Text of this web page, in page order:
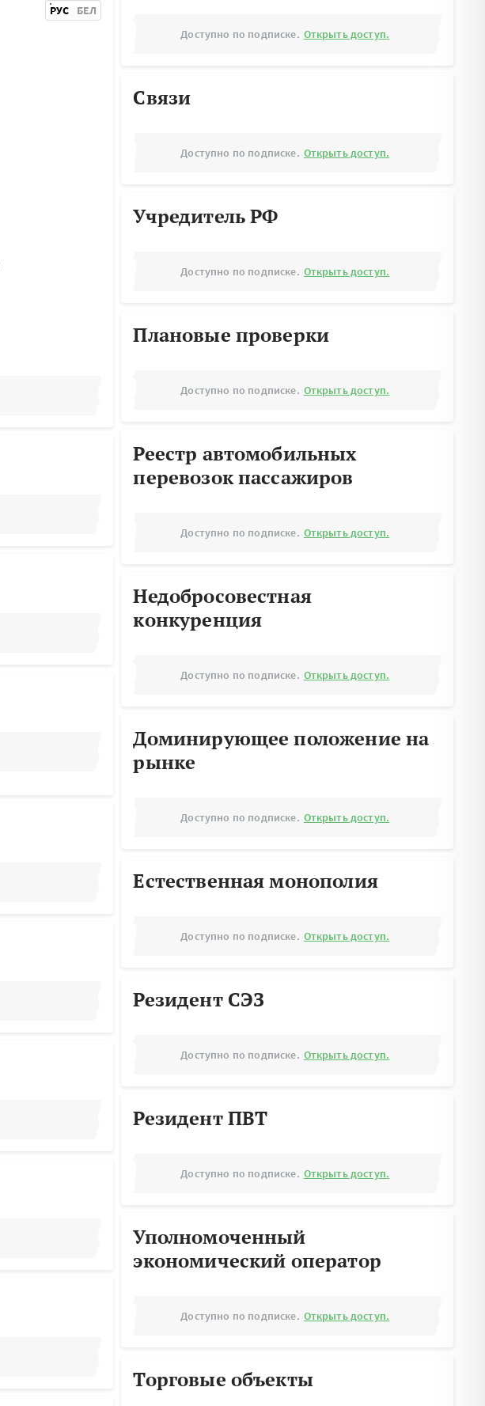
РУС БЕЛ
Доступно по подписке. Открыть доступ.
Связи
Доступно по подписке. Открыть доступ.
Учредитель РФ
Доступно по подписке. Открыть доступ.
Плановые проверки
Доступно по подписке. Открыть доступ.
Реестр автомобильных
перевозок пассажиров
Доступно по подписке. Открыть доступ.
Недобросовестная
конкуренция
Доступно по подписке. Открыть доступ.
Доминирующее положение на
рынке
Доступно по подписке. Открыть доступ.
Естественная монополия
Доступно по подписке. Открыть доступ.
Резидент СЭЗ
Доступно по подписке. Открыть доступ.
Резидент ПВТ
Доступно по подписке. Открыть доступ.
Уполномоченный
экономический оператор
Доступно по подписке. Открыть доступ.
Торговые объекты